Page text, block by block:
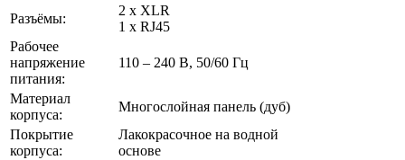
Разъёмы:
2 х XLR
1 х RJ45
Рабочее
напряжение
питания:
110 – 240 В, 50/60 Гц
Материал
корпуса:
Многослойная панель (дуб)
Покрытие
корпуса:
Лакокрасочное на водной
основе